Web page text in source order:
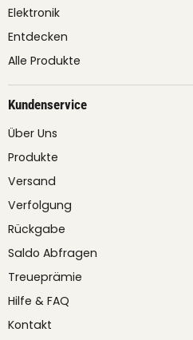
Elektronik
Entdecken
Alle Produkte
Kundenservice
Über Uns
Produkte
Versand
Verfolgung
Rückgabe
Saldo Abfragen
Treueprämie
Hilfe & FAQ
Kontakt